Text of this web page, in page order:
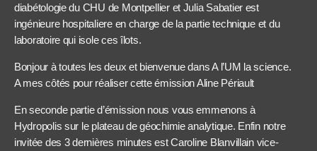
diabétologie du CHU de Montpellier et Julia Sabatier est
ingénieure hospitaliere en charge de la partie technique et du
laboratoire qui isole ces îlots.
Bonjour à toutes les deux et bienvenue dans A l’UM la science.
A mes côtés pour réaliser cette émission Aline Périault
En seconde partie d’émission nous vous emmenons à
Hydropolis sur le plateau de géochimie analytique. Enfin notre
invitée des 3 dernières minutes est Caroline Blanvillain vice-